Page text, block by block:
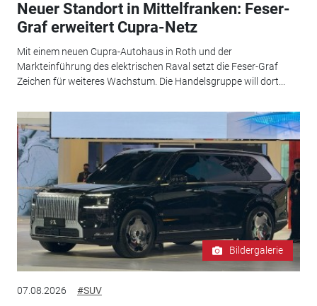
Neuer Standort in Mittelfranken: Feser-
Graf erweitert Cupra-Netz
Mit einem neuen Cupra-Autohaus in Roth und der
Markteinführung des elektrischen Raval setzt die Feser-Graf
Zeichen für weiteres Wachstum. Die Handelsgruppe will dort...
Bildergalerie
07.08.2026 #SUV